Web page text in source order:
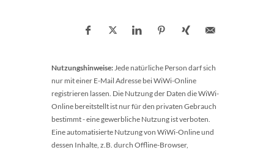
Nutzungshinweise:Jede natürliche Person darf sich
nur mit einer E-Mail Adresse bei WiWi-Online
registrieren lassen. Die Nutzung der Daten die WiWi-
Online bereitstellt ist nur für den privaten Gebrauch
bestimmt - eine gewerbliche Nutzung ist verboten.
Eine automatisierte Nutzung von WiWi-Online und
dessen Inhalte, z.B. durch Offline-Browser,